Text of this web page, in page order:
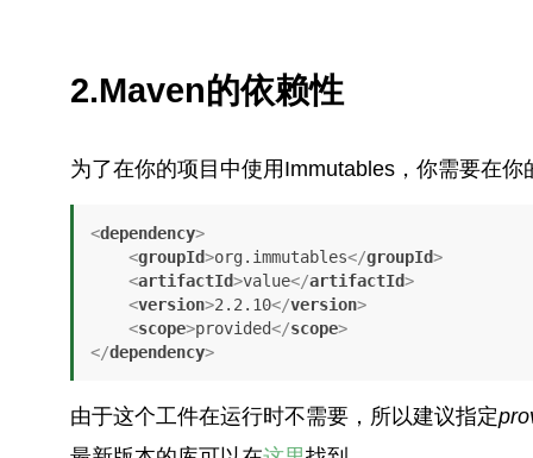
2.Maven的依赖性
为了在你的项目中使用Immutables，你需要在你
<dependency>
<groupId>org.immutables</groupId>
<artifactId>value</artifactId>
<version>2.2.10</version>
<scope>provided</scope>
</dependency>
由于这个工件在运行时不需要，所以建议指定